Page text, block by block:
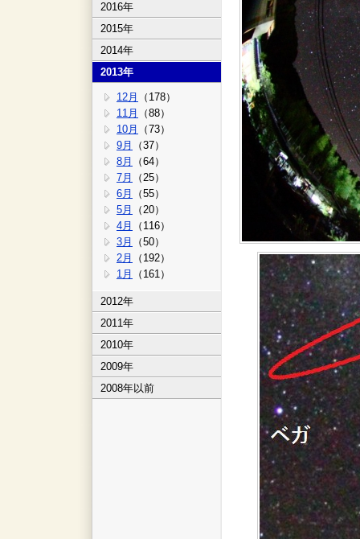
2016年
2015年
2014年
2013年
12月
（178）
11月
（88）
10月
（73）
9月
（37）
8月
（64）
7月
（25）
6月
（55）
5月
（20）
4月
（116）
3月
（50）
2月
（192）
1月
（161）
2012年
2011年
2010年
2009年
2008年以前